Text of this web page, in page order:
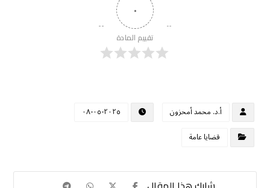
٠
تقييم المادة
أ.د. محمد أمحزون
٢٠٢٥-٠٥-٠٨
قضايا عامة